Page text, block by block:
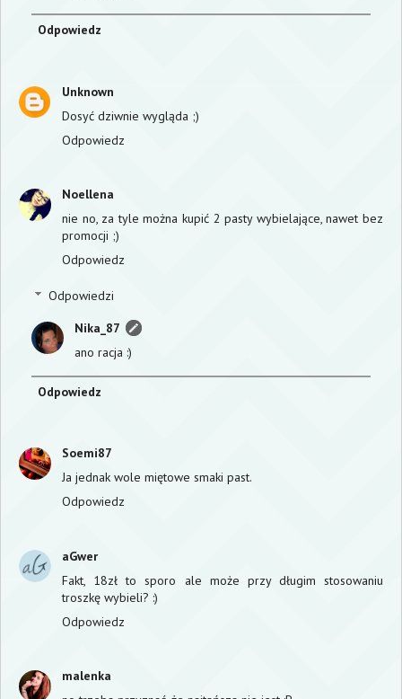
Odpowiedz
Unknown
Dosyć dziwnie wygląda ;)
Odpowiedz
Noellena
nie no, za tyle można kupić 2 pasty wybielające, nawet bez
promocji ;)
Odpowiedz
Odpowiedzi
Nika_87
ano racja :)
Odpowiedz
Soemi87
Ja jednak wole miętowe smaki past.
Odpowiedz
aGwer
Fakt, 18zł to sporo ale może przy długim stosowaniu
troszkę wybieli? :)
Odpowiedz
malenka